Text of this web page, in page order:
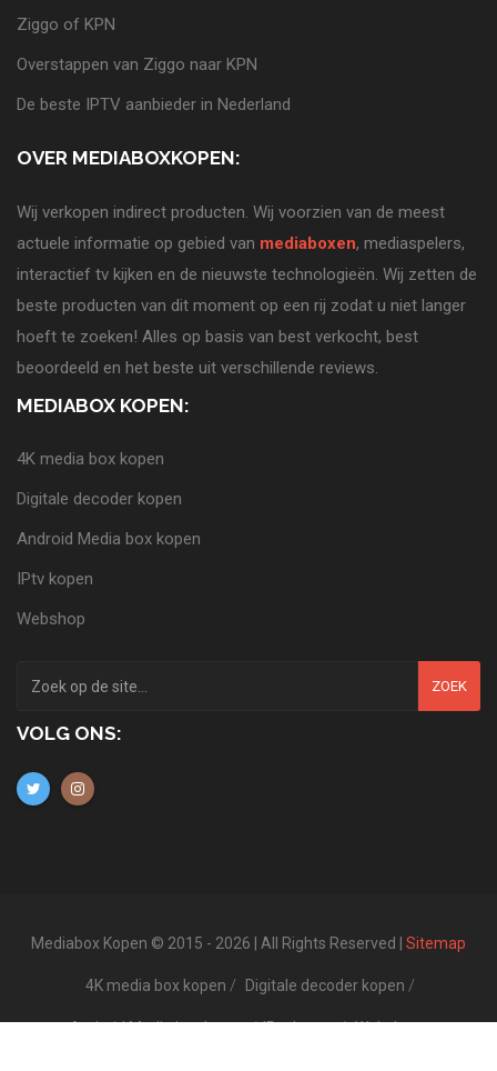
Ziggo of KPN
Overstappen van Ziggo naar KPN
De beste IPTV aanbieder in Nederland
OVER MEDIABOXKOPEN:
Wij verkopen indirect producten. Wij voorzien van de meest
actuele informatie op gebied van mediaboxen, mediaspelers,
interactief tv kijken en de nieuwste technologieën. Wij zetten de
beste producten van dit moment op een rij zodat u niet langer
hoeft te zoeken! Alles op basis van best verkocht, best
beoordeeld en het beste uit verschillende reviews.
MEDIABOX KOPEN:
4K media box kopen
Digitale decoder kopen
Android Media box kopen
IPtv kopen
Webshop
ZOEK
VOLG ONS:
Mediabox Kopen © 2015 - 2026 | All Rights Reserved | Sitemap
4K media box kopen Digitale decoder kopen
Android Media box kopen IPtv kopen Webshop